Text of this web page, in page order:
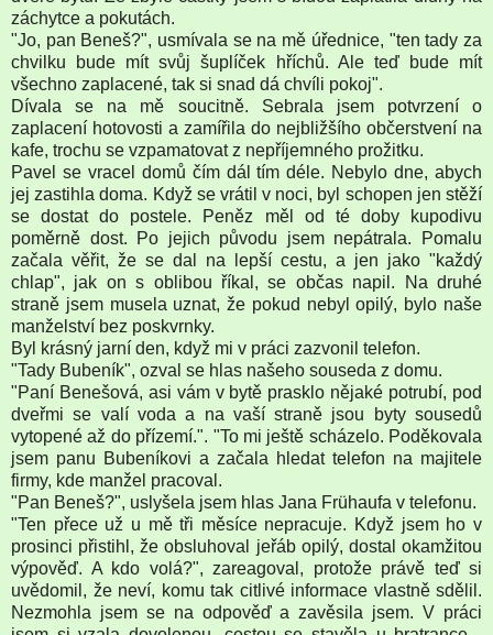
záchytce a pokutách.
"Jo, pan Beneš?", usmívala se na mě úřednice, "ten tady za
chvilku bude mít svůj šuplíček hříchů. Ale teď bude mít
všechno zaplacené, tak si snad dá chvíli pokoj".
Dívala se na mě soucitně. Sebrala jsem potvrzení o
zaplacení hotovosti a zamířila do nejbližšího občerstvení na
kafe, trochu se vzpamatovat z nepříjemného prožitku.
Pavel se vracel domů čím dál tím déle. Nebylo dne, abych
jej zastihla doma. Když se vrátil v noci, byl schopen jen stěží
se dostat do postele. Peněz měl od té doby kupodivu
poměrně dost. Po jejich původu jsem nepátrala. Pomalu
začala věřit, že se dal na lepší cestu, a jen jako "každý
chlap", jak on s oblibou říkal, se občas napil. Na druhé
straně jsem musela uznat, že pokud nebyl opilý, bylo naše
manželství bez poskvrnky.
Byl krásný jarní den, když mi v práci zazvonil telefon.
"Tady Bubeník", ozval se hlas našeho souseda z domu.
"Paní Benešová, asi vám v bytě prasklo nějaké potrubí, pod
dveřmi se valí voda a na vaší straně jsou byty sousedů
vytopené až do přízemí.". "To mi ještě scházelo. Poděkovala
jsem panu Bubeníkovi a začala hledat telefon na majitele
firmy, kde manžel pracoval.
"Pan Beneš?", uslyšela jsem hlas Jana Frühaufa v telefonu.
"Ten přece už u mě tři měsíce nepracuje. Když jsem ho v
prosinci přistihl, že obsluhoval jeřáb opilý, dostal okamžitou
výpověď. A kdo volá?", zareagoval, protože právě teď si
uvědomil, že neví, komu tak citlivé informace vlastně sdělil.
Nezmohla jsem se na odpověď a zavěsila jsem. V práci